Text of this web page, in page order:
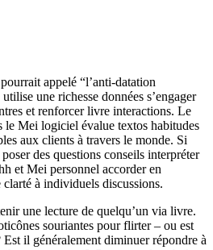
appelé “l’anti-datation
une richesse données s’engager
et renforcer livre interactions. Le
le Mei logiciel évalue textos habitudes
aux clients à travers le monde. Si
des questions conseils interpréter
et Mei personnel accorder en
à individuels discussions.
une lecture de quelqu’un via livre.
souriantes pour flirter – ou est
il généralement diminuer répondre à